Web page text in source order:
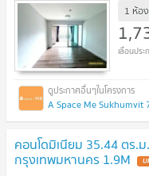
1 ห้อ
A Space Me Sukhumvit
คอนโดมิเนียม 35.44 ตร.
กรุงเทพมหานคร 1.9M